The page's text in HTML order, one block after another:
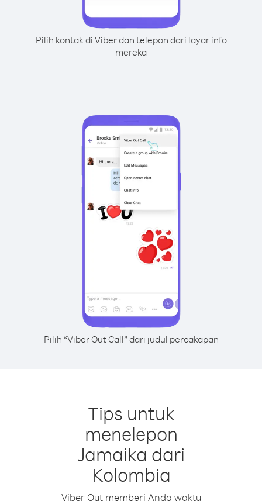
Pilih kontak di Viber dan telepon dari layar info
mereka
Pilih “Viber Out Call” dari judul percakapan
Tips untuk
menelepon
Jamaika dari
Kolombia
Viber Out memberi Anda waktu